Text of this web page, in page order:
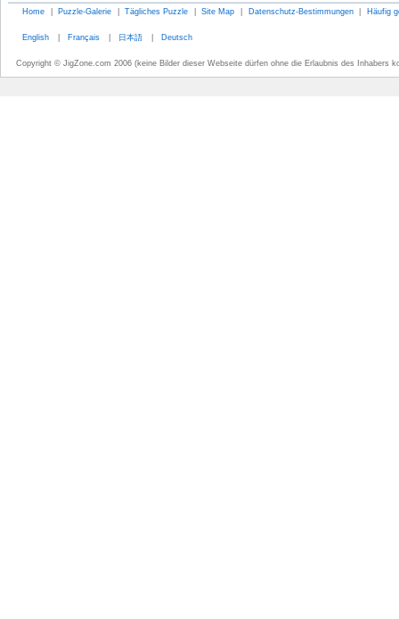
Home | Puzzle-Galerie | Tägliches Puzzle | Site Map | Datenschutz-Bestimmungen | Häufig
English | Français | 日本語 | Deutsch
Copyright © JigZone.com 2006 (keine Bilder dieser Webseite dürfen ohne die Erlaubnis des Inhabers